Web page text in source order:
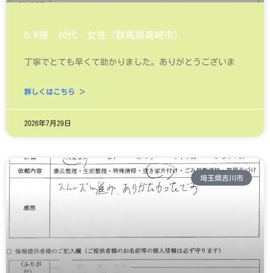
O.K様 40代 女性（群馬県高崎市）
丁寧でとても早くて助かりました。ありがとうございま
詳しくはこちら ＞
2026年7月29日
埼玉県吉川市